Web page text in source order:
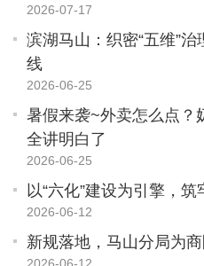
2026-07-17
2026-06-25
滨湖马山：织密“五维”
线
2026-06-25
暑假来袭~外卖怎么点？
全讲明白了
2026-06-12
以“六化”建设为引擎，
新规落地，马山分局为